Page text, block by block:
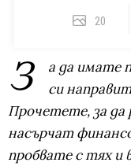
20
З
а да имате
си
Прочетете, за да
насърчат
пробвате с тях и